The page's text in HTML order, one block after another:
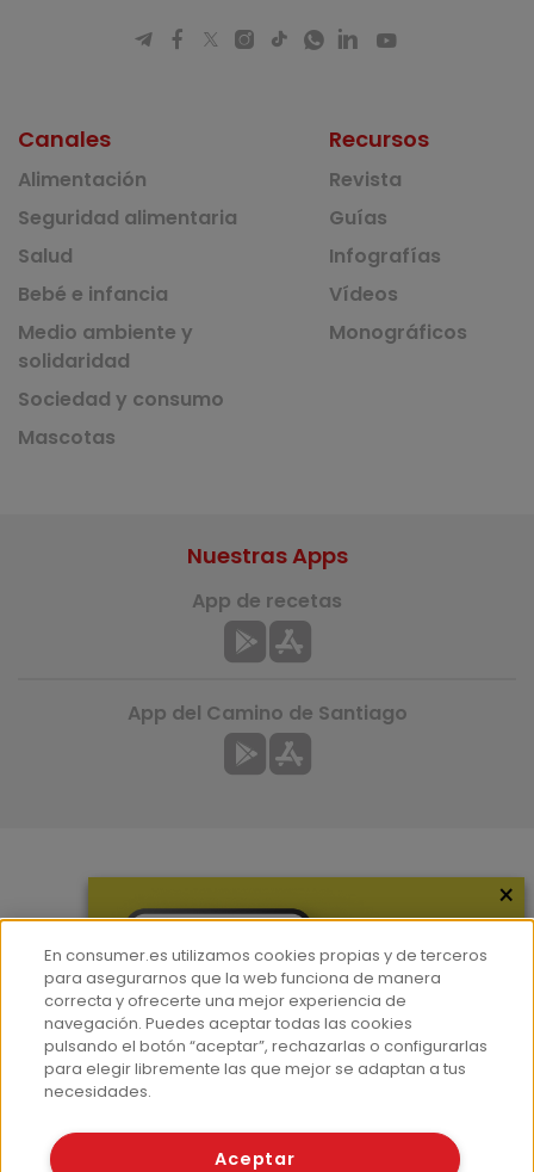
Canales
Alimentación
Seguridad alimentaria
Salud
Bebé e infancia
Medio ambiente y
solidaridad
Sociedad y consumo
Mascotas
Recursos
Revista
Guías
Infografías
Vídeos
Monográficos
Hemeroteca
Contacto
Prensa
Corpus Lingüístico Consumer
Nuestras Apps
App de recetas
App del Camino de Santiago
© Fundación EROSKI
×
En consumer.es utilizamos cookies propias y de terceros
para asegurarnos que la web funciona de manera
correcta y ofrecerte una mejor experiencia de
navegación. Puedes aceptar todas las cookies
pulsando el botón “aceptar”, rechazarlas o configurarlas
para elegir libremente las que mejor se adaptan a tus
necesidades.
Aceptar